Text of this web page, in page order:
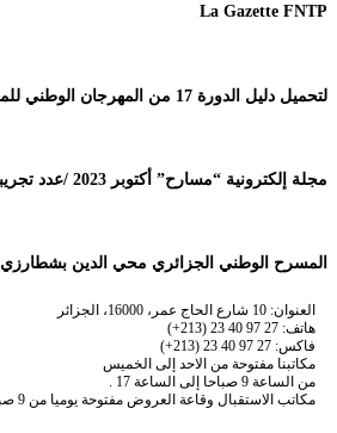
La Gazette FNTP
لتحميل دليل الدورة 17 من المهرجان الوطني للمسرح المحترف
مجلة إلكترونية “مسارح” أكتوبر 2023 /عدد تجريبي
المسرح الوطني الجزائري محي الدين بشطارزي
العنوان: 10 شارع الحاج عمر، 16000، الجزائر
هاتف: 27 97 40 23 (213+)
فاكس: 27 97 40 23 (213+)
مكاتبنا مفتوحة من الاحد إلى الخميس
من الساعة 9 صباحا إلى الساعة 17 .
مكاتب الاستقبال وقاعة العروض مفتوحة يوميا من 9 صباحا إلى غاية نهاية العروض.